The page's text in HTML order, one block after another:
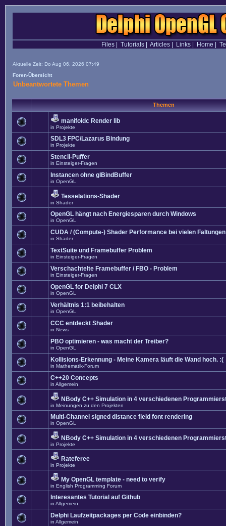
Files| Tutorials| Articles| Links| Home
Aktuelle Zeit: Do Aug 06, 2026 07:49
Foren-Übersicht
Unbeantwortete Themen
Themen
manifoldc Render lib
in Projekte
SDL3 FPC/Lazarus Bindung
in Projekte
Stencil-Puffer
in Einsteiger-Fragen
Instancen ohne glBindBuffer
in OpenGL
Tesselations-Shader
in Shader
OpenGL hängt nach Energiesparen durch Windows
in OpenGL
CUDA / (Compute-) Shader Performance bei vielen Faltungen
in Shader
TextSuite und Framebuffer Problem
in Einsteiger-Fragen
Verschachtelte Framebuffer / FBO - Problem
in Einsteiger-Fragen
OpenGL for Delphi 7 CLX
in OpenGL
Verhältnis 1:1 beibehalten
in OpenGL
CCC entdeckt Shader
in News
PBO optimieren - was macht der Treiber?
in OpenGL
Kollisions-Erkennung - Meine Kamera läuft die Wand hoch. :(
in Mathematik-Forum
C++20 Concepts
in Allgemein
NBody C++ Simulation in 4 verschiedenen
in Meinungen zu den Projekten
Multi-Channel signed distance field font rendering
in OpenGL
NBody C++ Simulation in 4 verschiedenen
in Projekte
Rateferee
in Projekte
My OpenGL template - need to verify
in English Programming Forum
Interesantes Tutorial auf Github
in Allgemein
Delphi Laufzeitpackages per Code einbinden?
in Allgemein